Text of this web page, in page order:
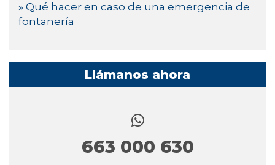
» Qué hacer en caso de una emergencia de
fontanería
Llámanos ahora
663 000 630